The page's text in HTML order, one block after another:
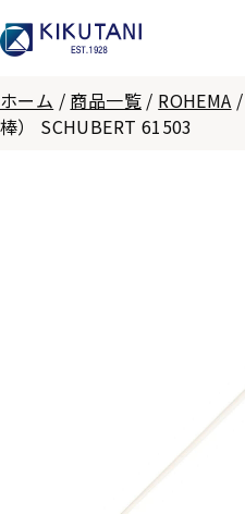
ホーム / 商品一覧 / ROHEMA /
棒） SCHUBERT 61503